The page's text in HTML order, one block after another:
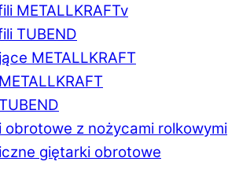
METALLKRAFTv
TUBEND
METALLKRAFT
obrotowe z nożycami rolkowymi
giętarki obrotowe